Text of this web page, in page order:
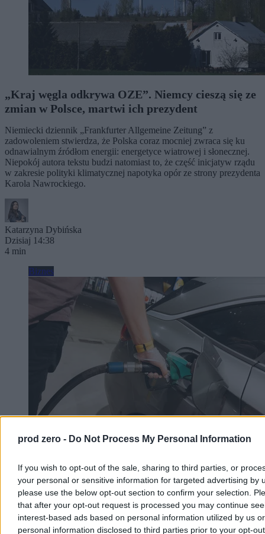
prod zero - Do Not Process My Personal Information
If you wish to opt-out of the sale, sharing to third parties, or
your personal or sensitive information for targeted advertising by
please use the below opt-out section to confirm your selection.
that after your opt-out request is processed you may continue
interest-based ads based on personal information utilized by us or
personal information disclosed to third parties prior to your opt-
„Kraj węgla odkrywa OZE”. Niemcy cieszą się ze
zmian w Polsce, martwi ich prezydent
Niemiecki dziennik „Frankfurter Allgemeine Zeitung” z
zadowoleniem stwierdza, że Polska coraz mocniej zwraca się ku
odnawialnym źródłom energii: energetyce wiatrowej i słonecznej.
Niepokój autora tekstu budzi natomiast to, że część inicjatyw rządu
w zakresie polityki klimatycznej napotyka opór ze strony prezydenta
Karola Nawrockiego.
Katarzyna Dybińska
Dzisiaj 14:38
4 min
Biznes
cen paliw
W pierwszym tygodniu sierpnia spadły hurtowe ceny paliw.
Analitycy rynku przekonują, że możliwe są również obniżki na
stacjach – i to już w najbliższych dniach.